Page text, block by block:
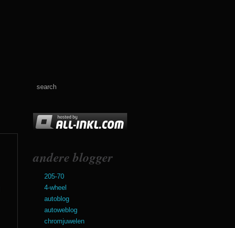
andere blogger
205-70
4-wheel
autoblog
autoweblog
chromjuwelen